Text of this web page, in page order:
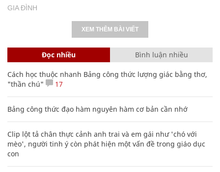
GIA ĐÌNH
XEM THÊM BÀI VIẾT
Đọc nhiều Bình luận nhiều
Cách học thuộc nhanh Bảng công thức lượng giác bằng thơ,
"thần chú"
17
Bảng công thức đạo hàm nguyên hàm cơ bản cần nhớ
Clip lột tả chân thực cảnh anh trai và em gái như 'chó với
mèo', người tinh ý còn phát hiện một vấn đề trong giáo dục
con